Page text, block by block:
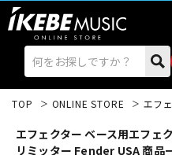
TOP ONLINE STORE エフ
エフェクター ベース用エフェ
リミッター Fender USA 商品